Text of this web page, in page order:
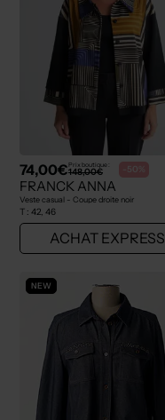
74,00€Prix boutique :
148,00€ -50%
FRANCK ANNA
Veste casual - Coupe droite noir
T : 42, 46
ACHAT EXPRESS
NEW